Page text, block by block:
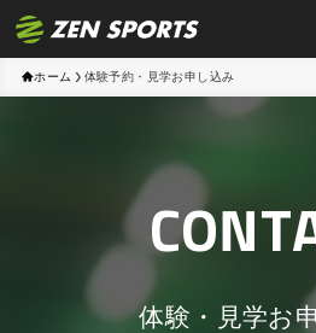
ホーム 体験予約・見学お申し込み
体験・見学お